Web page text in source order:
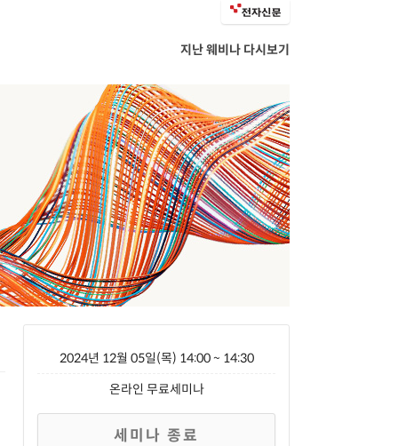
지난 웨비나 다시보기
2024년 12월 05일(목) 14:00 ~ 14:30
온라인 무료세미나
세미나 종료